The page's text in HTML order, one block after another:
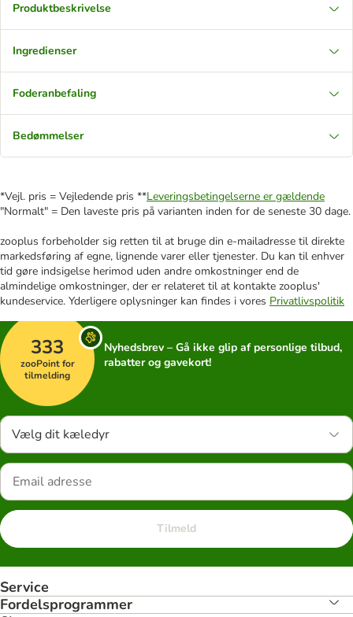
Produktbeskrivelse
Ingredienser
Foderanbefaling
Bedømmelser
*Vejl. pris = Vejledende pris **Leveringsbetingelserne er gældende
"Normalt" = Den laveste pris på varianten inden for de seneste 30 dage.
zooplus forbeholder sig retten til at bruge din e-mailadresse til direkte
markedsføring af egne, lignende varer eller tjenester. Du kan til enhver
tid gøre indsigelse herimod uden andre omkostninger end de
almindelige omkostninger, der er relateret til at kontakte zooplus'
kundeservice. Yderligere oplysninger kan findes i vores Privatlivspolitik
333
zooPoint for
tilmelding
Nyhedsbrev – Gå ikke glip af personlige tilbud,
rabatter og gavekort!
Vælg dit kæledyr
Tilmeld
Service
Fordelsprogrammer